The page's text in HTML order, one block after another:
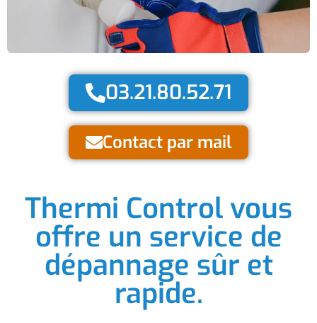
03.21.80.52.71
Contact par mail
Thermi Control vous
offre un service de
dépannage sûr et
rapide.